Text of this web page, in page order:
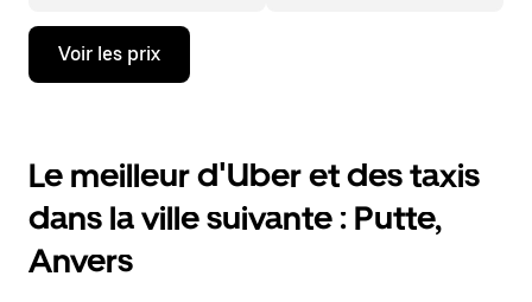
Appuyez
la
bas
pour
ouvrir
le
calendrier
et
Voir les prix
Le meilleur d'Uber et des taxis
dans la ville suivante : Putte,
Anvers